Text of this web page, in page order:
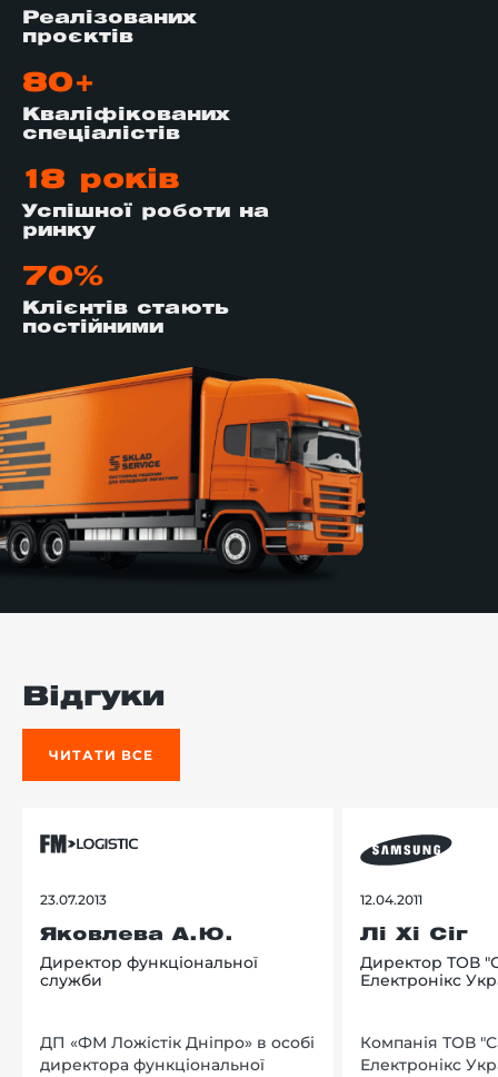
Реалізованих
проєктів
80+
Кваліфікованих
спеціалістів
18 років
Успішної роботи на
ринку
70%
Клієнтів стають
постійними
Відгуки
ЧИТАТИ ВСЕ
23.07.2013
Яковлева А.Ю.
Директор функціональної
служби
ДП «ФМ Ложістік Дніпро» в особі
директора функціональної
12.04.2011
Лі Хі Сіг
Директор ТОВ
Електронікс
Компанія ТОВ
Електронікс